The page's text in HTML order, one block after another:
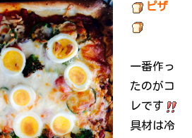
ピザ
一番作っ
たのがコ
レです
具材は冷